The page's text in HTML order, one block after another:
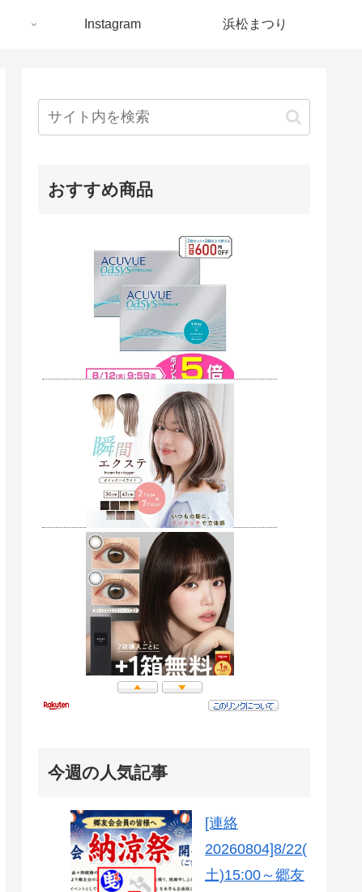
Instagram 浜松まつり
おすすめ商品
今週の人気記事
[連絡
20260804]8/22(
土)15:00～郷友